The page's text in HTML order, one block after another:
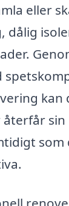
eller
dålig
kan
som